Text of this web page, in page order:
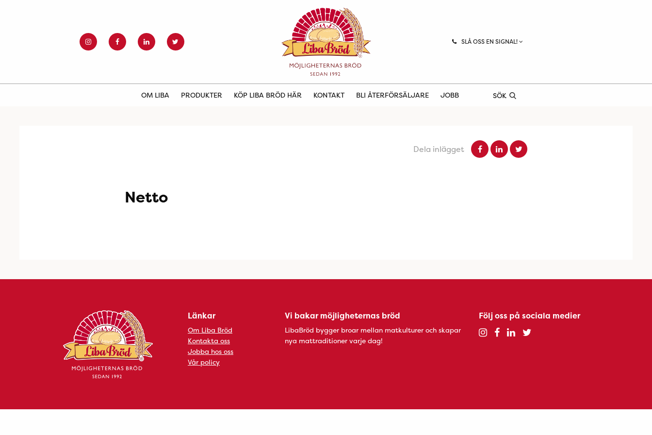
SLÅ OSS EN SIGNAL!
OM LIBA PRODUKTER KÖP LIBA BRÖD HÄR KONTAKT BLI ÅTERFÖRSÄLJARE JOBB SÖK
Dela inlägget
Netto
Länkar
Om Liba Bröd
Kontakta oss
Jobba hos oss
Vår policy
Vi bakar möjligheternas bröd
LibaBröd bygger broar mellan matkulturer och skapar
nya mattraditioner varje dag!
Följ oss på sociala medier